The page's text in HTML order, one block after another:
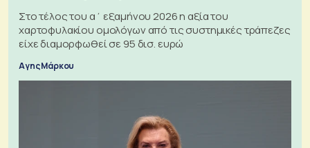
Στο τέλος του α΄ εξαμήνου 2026 η αξία του
χαρτοφυλακίου ομολόγων από τις συστημικές τράπεζες
είχε διαμορφωθεί σε 95 δισ. ευρώ
Αγης Μάρκου